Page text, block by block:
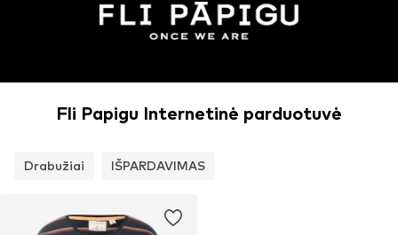
Fli Papigu Internetinė parduotuvė
Drabužiai IŠPARDAVIMAS